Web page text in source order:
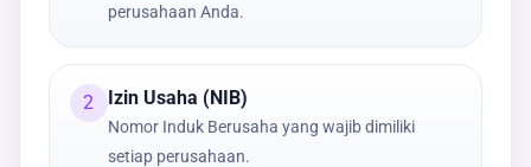
perusahaan Anda.
2 Izin Usaha (NIB)
Nomor Induk Berusaha yang wajib dimiliki
setiap perusahaan.